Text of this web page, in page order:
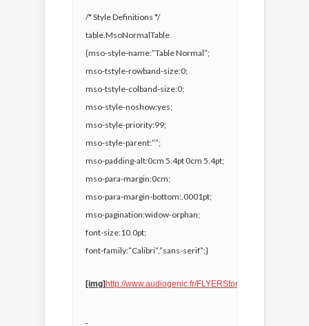
/* Style Definitions */
table.MsoNormalTable
{mso-style-name:”Table Normal”;
mso-tstyle-rowband-size:0;
mso-tstyle-colband-size:0;
mso-style-noshow:yes;
mso-style-priority:99;
mso-style-parent:””;
mso-padding-alt:0cm 5.4pt 0cm 5.4pt;
mso-para-margin:0cm;
mso-para-margin-bottom:.0001pt;
mso-pagination:widow-orphan;
font-size:10.0pt;
font-family:”Calibri”,”sans-serif”;}
[img]http://www.audiogenic.fr/FLYERSforum/